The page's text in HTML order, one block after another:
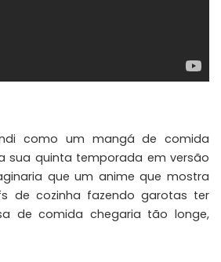
como um mangá de comida
sua quinta temporada em versão
que um anime que mostra
de cozinha fazendo garotas ter
de comida chegaria tão longe,